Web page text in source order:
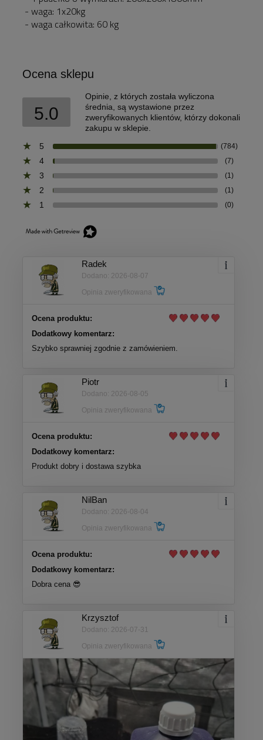
- waga: 1x20kg
- waga całkowita: 60 kg
Ocena sklepu
5.0
Opinie, z których została wyliczona
średnia, są wystawione przez
zweryfikowanych klientów, którzy dokonali
zakupu w sklepie.
5
(784)
4 (7)
3 (1)
2 (1)
1 (0)
Radek
Dodano: 2026-08-07
Opinia zweryfikowana
Ocena produktu:
Dodatkowy komentarz:
Szybko sprawniej zgodnie z zamówieniem.
Piotr
Dodano: 2026-08-05
Opinia zweryfikowana
Ocena produktu:
Dodatkowy komentarz:
Produkt dobry i dostawa szybka
NilBan
Dodano: 2026-08-04
Opinia zweryfikowana
Ocena produktu:
Dodatkowy komentarz:
Dobra cena 😎
Krzysztof
Dodano: 2026-07-31
Opinia zweryfikowana